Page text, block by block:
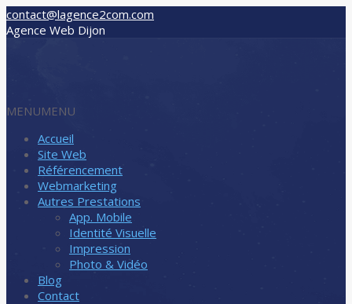
contact@lagence2com.com
Agence Web Dijon
MENUMENU
Accueil
Site Web
Référencement
Webmarketing
Autres Prestations
App. Mobile
Identité Visuelle
Impression
Photo & Vidéo
Blog
Contact